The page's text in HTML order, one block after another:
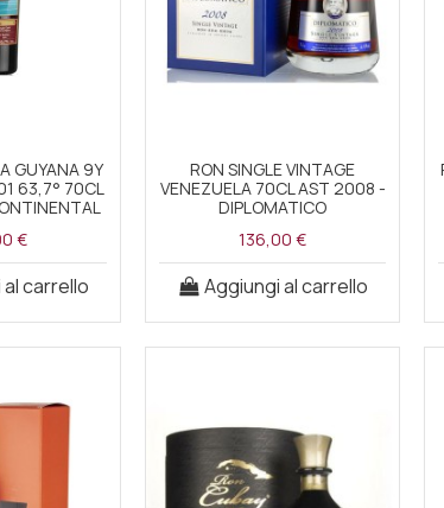
GUYANA 9Y
63,7° 70CL
€
carrello
RON SINGLE VINTAGE
VENEZUELA 70CL AST 2008 -
DIPLOMATICO
136,00 €
Aggiungi al carrello